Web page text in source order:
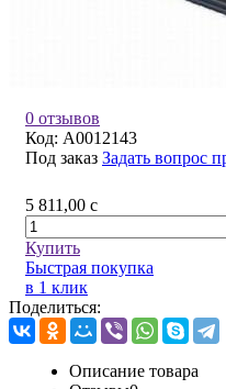
0 отзывов
Код: A0012143
Под заказ Задать вопрос
5 811,00 c
Купить
Быстрая покупка
в 1 клик
Поделиться:
Описание товара